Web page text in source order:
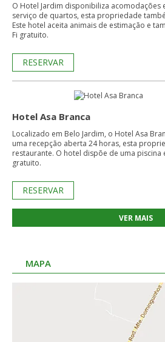
O Hotel Jardim disponibiliza acomodações
serviço de quartos, esta propriedade
Este hotel aceita animais de estimação e
Fi gratuito.
RESERVAR
Hotel Asa Branca
Localizado em Belo Jardim, o Hotel Asa
uma recepção aberta 24 horas, esta
restaurante. O hotel dispõe de uma piscina
gratuito.
RESERVAR
VER MAIS
MAPA